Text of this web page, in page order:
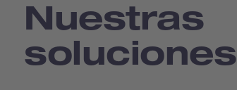
Nuestras
soluciones